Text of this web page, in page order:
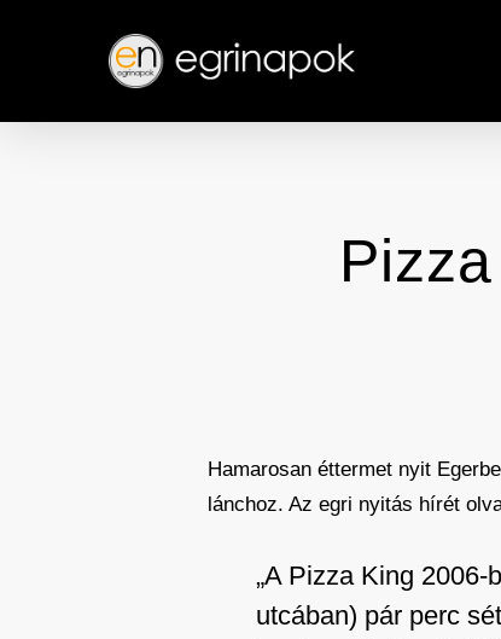
content
Hamarosan éttermet nyit
lánchoz. Az egri nyitás hírét
„A Pizza King
utcában) pár perc